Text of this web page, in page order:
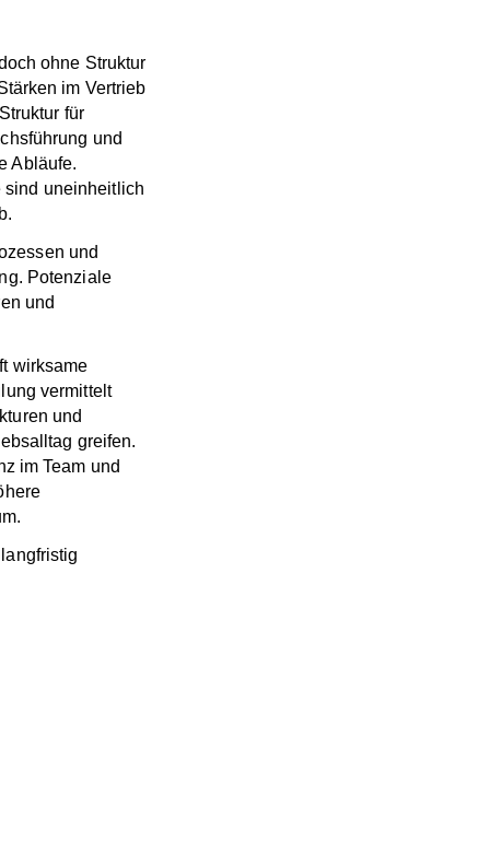
ohne Struktur
im Vertrieb
für
und
Abläufe.
sind uneinheitlich
und
Potenziale
und
wirksame
vermittelt
und
greifen.
im Team und